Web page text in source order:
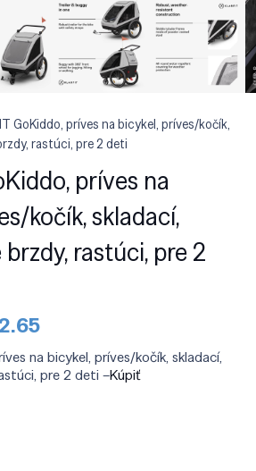
GoKiddo, príves na bicykel, príves/kočík,
rastúci, pre 2 deti
príves na
kočík, skladací,
rastúci, pre 2
Aktuálna
je:
€262.65.
na bicykel, príves/kočík, skladací,
pre 2 deti –Kúpiť